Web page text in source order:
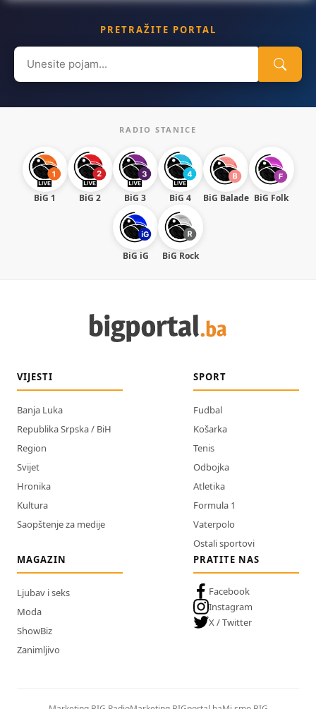
PRETRAŽITE PORTAL
Search
for:
RADIO STANICE
BiG 1 BiG 2 BiG 3 BiG 4 BiG Balade BiG Folk
BiG iG BiG Rock
VIJESTI
Banja Luka
Republika Srpska / BiH
Region
Svijet
Hronika
Kultura
Saopštenje za medije
SPORT
Fudbal
Košarka
Tenis
Odbojka
Atletika
Formula 1
Vaterpolo
Ostali sportovi
MAGAZIN
Ljubav i seks
Moda
ShowBiz
Zanimljivo
PRATITE NAS
Facebook
Instagram
X / Twitter